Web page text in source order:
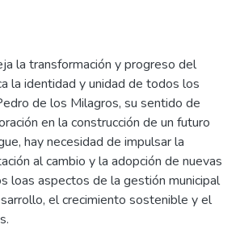
la transformación y progreso del
la identidad y unidad de todos los
de los Milagros, su sentido de
en la construcción de un futuro
hay necesidad de impulsar la
al cambio y la adopción de nuevas
loas aspectos de la gestión municipal
el crecimiento sostenible y el